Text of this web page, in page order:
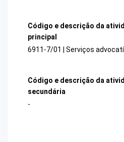
Código e descrição da
principal
6911-7/01 | Serviços
Código e descrição da
secundária
-